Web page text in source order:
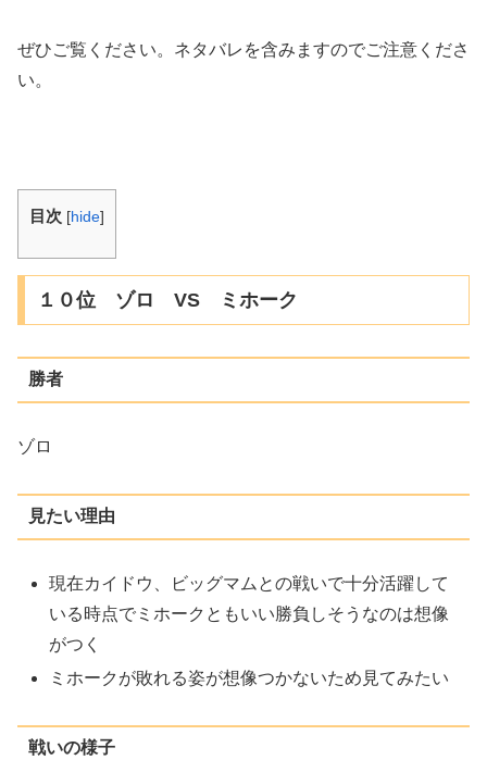
ぜひご覧ください。ネタバレを含みますのでご注意くださ
い。
目次 [hide]
１０位 ゾロ VS ミホーク
勝者
ゾロ
見たい理由
現在カイドウ、ビッグマムとの戦いで十分活躍して
いる時点でミホークともいい勝負しそうなのは想像
がつく
ミホークが敗れる姿が想像つかないため見てみたい
戦いの様子